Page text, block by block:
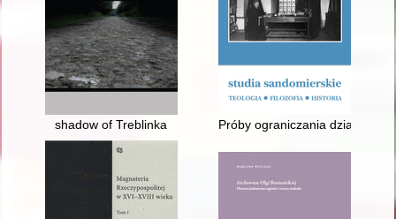
shadow of Treblinka Próby ograniczania